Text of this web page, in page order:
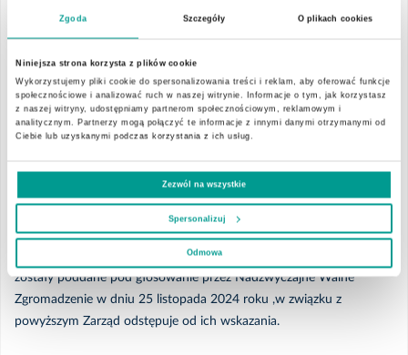
Zgoda Szczegóły O plikach cookies
Niniejsza strona korzysta z plików cookie
Wykorzystujemy pliki cookie do spersonalizowania treści i reklam, aby oferować funkcje
społecznościowe i analizować ruch w naszej witrynie. Informacje o tym, jak korzystasz
z naszej witryny, udostępniamy partnerom społecznościowym, reklamowym i
analitycznym. Partnerzy mogą połączyć te informacje z innymi danymi otrzymanymi od
Ciebie lub uzyskanymi podczas korzystania z ich usług.
Zezwól na wszystkie
Spersonalizuj
Odmowa
Styczeń
2024
Listopad
Wrzesień
Nadzwyczajne Walne Zgromadzenie w dniu 25 listopada 2024
roku wraz z podaniem liczby akcji, z których oddano ważne głosy,
oraz procentowy udział tychże akcji w kapitale zakładowym, łączną
liczbę ważnych głosów, w tym liczbę głosów "za", przeciw" i
Zarząd wskazuje, że nie wystąpiła sytuacja, w której projekty
uchwał, których podjęcie przewidziane było w porządku obrad, nie
zostały poddane pod głosowanie przez Nadzwyczajne Walne
Zgromadzenie w dniu 25 listopada 2024 roku ,w związku z
powyższym Zarząd odstępuje od ich wskazania.